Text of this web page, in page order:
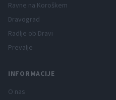
Ravne na Koroškem
Dravograd
Radlje ob Dravi
Prevalje
INFORMACIJE
O nas